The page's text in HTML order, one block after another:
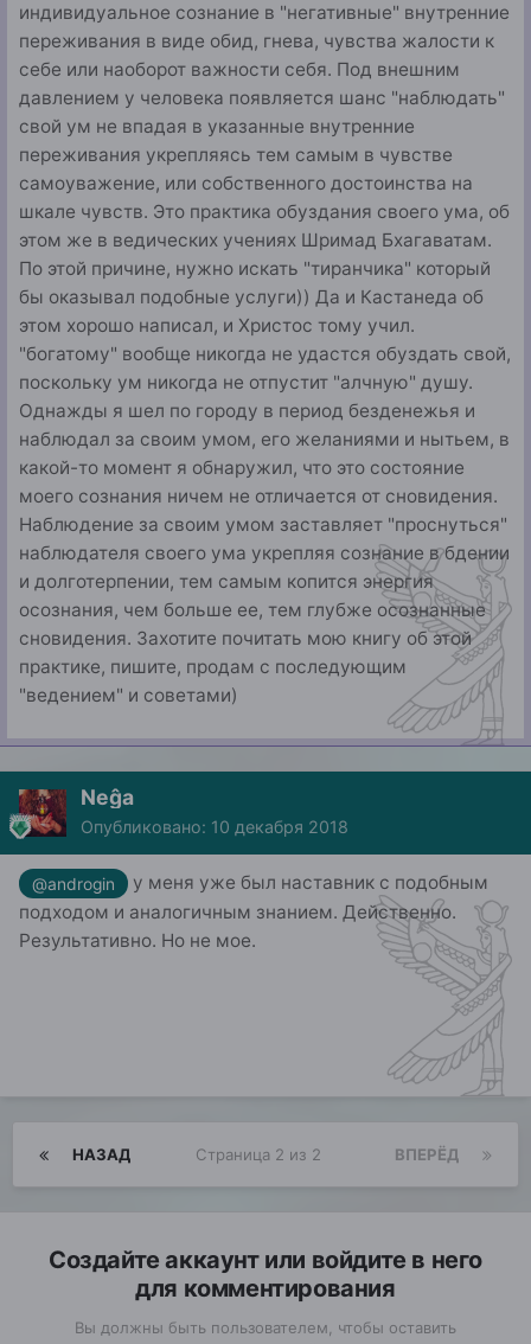
индивидуальное сознание в "негативные" внутренние
переживания в виде обид, гнева, чувства жалости к
себе или наоборот важности себя. Под внешним
давлением у человека появляется шанс "наблюдать"
свой ум не впадая в указанные внутренние
переживания укрепляясь тем самым в чувстве
самоуважение, или собственного достоинства на
шкале чувств. Это практика обуздания своего ума, об
этом же в ведических учениях Шримад Бхагаватам.
По этой причине, нужно искать "тиранчика" который
бы оказывал подобные услуги)) Да и Кастанеда об
этом хорошо написал, и Христос тому учил.
"богатому" вообще никогда не удастся обуздать свой,
поскольку ум никогда не отпустит "алчную" душу.
Однажды я шел по городу в период безденежья и
наблюдал за своим умом, его желаниями и нытьем, в
какой-то момент я обнаружил, что это состояние
моего сознания ничем не отличается от сновидения.
Наблюдение за своим умом заставляет "проснуться"
наблюдателя своего ума укрепляя сознание в бдении
и долготерпении, тем самым копится энергия
осознания, чем больше ее, тем глубже осознанные
сновидения. Захотите почитать мою книгу об этой
практике, пишите, продам с последующим
"ведением" и советами)
Neĝa
Опубликовано: 10 декабря 2018
@androgin
у меня уже был наставник с подобным
подходом и аналогичным знанием. Действенно.
Результативно. Но не мое.
НАЗАД ВПЕРЁД
Страница 2 из 2
Создайте аккаунт или войдите в него
для комментирования
Вы должны быть пользователем, чтобы оставить